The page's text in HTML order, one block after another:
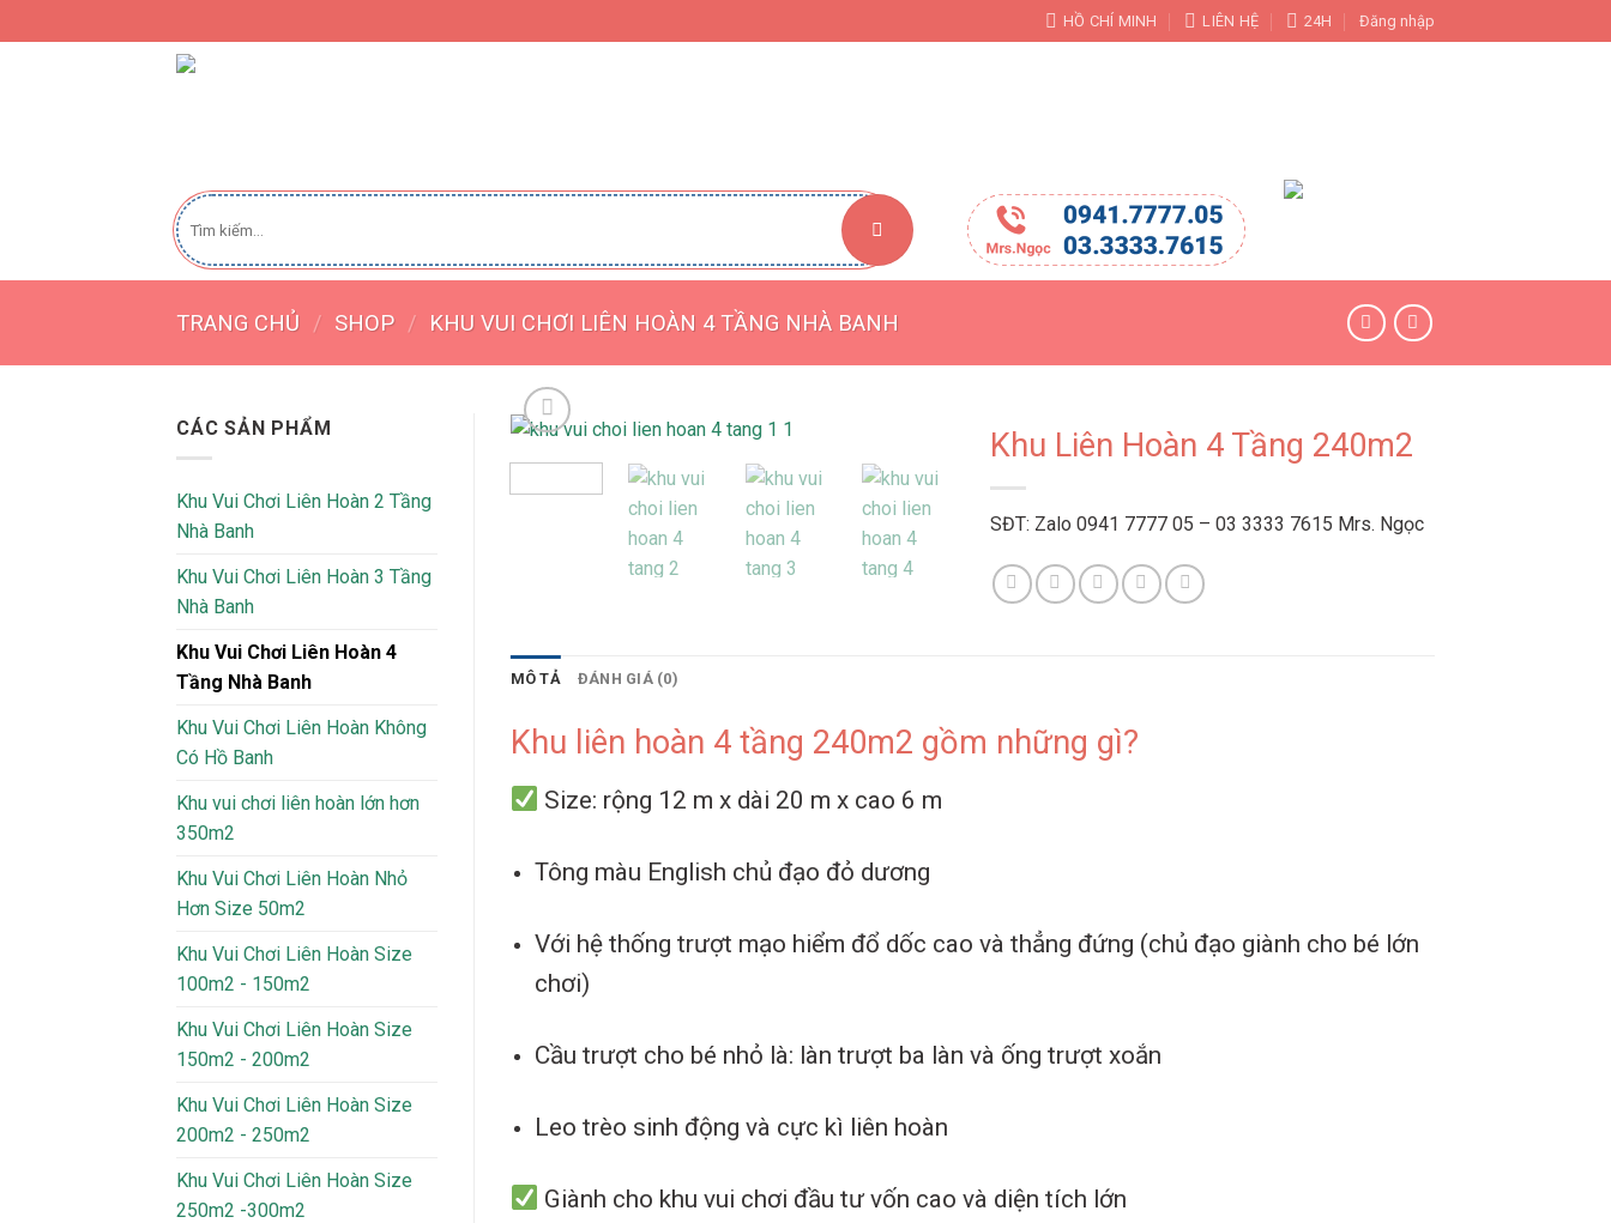
to
HỒ CHÍ MINH LIÊN HỆ 24H Đăng nhập
Tìm
kiếm:
TRANG CHỦ / SHOP / KHU VUI CHƠI LIÊN HOÀN 4 TẦNG NHÀ BANH
CÁC SẢN PHẨM
Khu Vui Chơi Liên Hoàn 2 Tầng
Nhà Banh
Khu Vui Chơi Liên Hoàn 3 Tầng
Nhà Banh
Khu Vui Chơi Liên Hoàn 4
Tầng Nhà Banh
Khu Vui Chơi Liên Hoàn Không
Có Hồ Banh
Khu vui chơi liên hoàn lớn hơn
350m2
Khu Vui Chơi Liên Hoàn Nhỏ
Hơn Size 50m2
Khu Vui Chơi Liên Hoàn Size
100m2 - 150m2
Khu Vui Chơi Liên Hoàn Size
150m2 - 200m2
Khu Vui Chơi Liên Hoàn Size
200m2 - 250m2
Khu Vui Chơi Liên Hoàn Size
250m2 -300m2
Khu Liên Hoàn 4 Tầng 240m2
SĐT: Zalo 0941 7777 05 – 03 3333 7615 Mrs. Ngọc
MÔ TẢ ĐÁNH GIÁ (0)
Khu liên hoàn 4 tầng 240m2 gồm những gì?
Size: rộng 12 m x dài 20 m x cao 6 m
Tông màu English chủ đạo đỏ dương
Với hệ thống trượt mạo hiểm đổ dốc cao và thẳng đứng (chủ đạo giành cho bé lớn
chơi)
Cầu trượt cho bé nhỏ là: làn trượt ba làn và ống trượt xoắn
Leo trèo sinh động và cực kì liên hoàn
Giành cho khu vui chơi đầu tư vốn cao và diện tích lớn